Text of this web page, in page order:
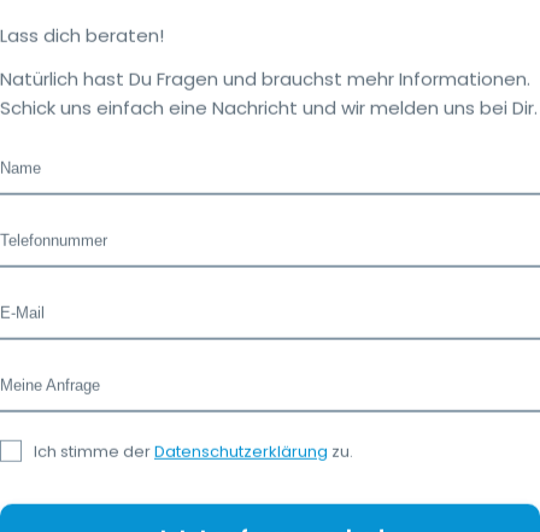
Lass dich beraten!
Natürlich hast Du Fragen und brauchst mehr Informationen.
Schick uns einfach eine Nachricht und wir melden uns bei Dir.
Name
Telefonnummer
E-Mail
Meine Anfrage
Ich stimme derDatenschutzerklärung zu.